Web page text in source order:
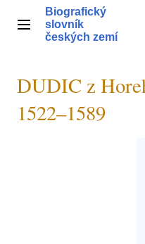
obsahHlavní menu
Biografický
slovník
českých zemí
DUDIC z
1522–1589